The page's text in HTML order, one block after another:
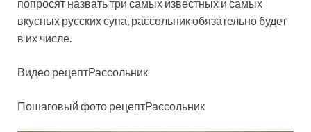
попросят назвать три самых известных и самых
вкусных русских супа, рассольник обязательно будет
в их числе.
Видео рецептРассольник
Пошаговый фото рецептРассольник